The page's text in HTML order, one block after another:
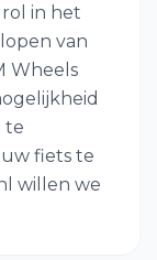
in het
van
Wheels
te
fiets te
willen we